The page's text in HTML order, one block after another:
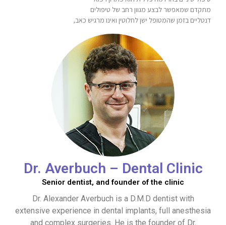
מתקדם שמאפשר לבצע מגוון רחב של טיפולים
דנטליים בזמן שהמטופל ישן לחלוטין ואינו מרגיש כאב,
Dr. Averbuch – Dental Clinic
Senior dentist, and founder of the clinic
Dr. Alexander Averbuch is a D.M.D dentist with
extensive experience in dental implants, full anesthesia
and complex surgeries. He is the founder of Dr.